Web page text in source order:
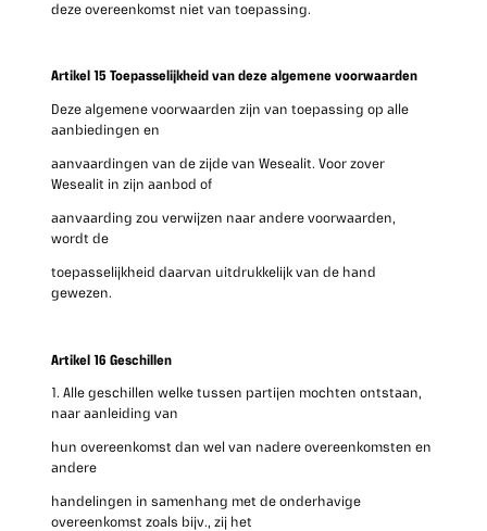
deze overeenkomst niet van toepassing.
Artikel 15 Toepasselijkheid van deze algemene voorwaarden
Deze algemene voorwaarden zijn van toepassing op alle
aanbiedingen en
aanvaardingen van de zijde van Wesealit. Voor zover
Wesealit in zijn aanbod of
aanvaarding zou verwijzen naar andere voorwaarden,
wordt de
toepasselijkheid daarvan uitdrukkelijk van de hand
gewezen.
Artikel 16 Geschillen
1. Alle geschillen welke tussen partijen mochten ontstaan,
naar aanleiding van
hun overeenkomst dan wel van nadere overeenkomsten en
andere
handelingen in samenhang met de onderhavige
overeenkomst zoals bijv., zij het